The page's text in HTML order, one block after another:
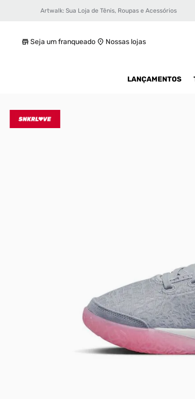
Artwalk: Sua Loja de Tênis, Roupas e Acessórios
Seja um franqueado Nossas lojas
LANÇAMENTOS
Tênis Nike Lebron NXXT Gen